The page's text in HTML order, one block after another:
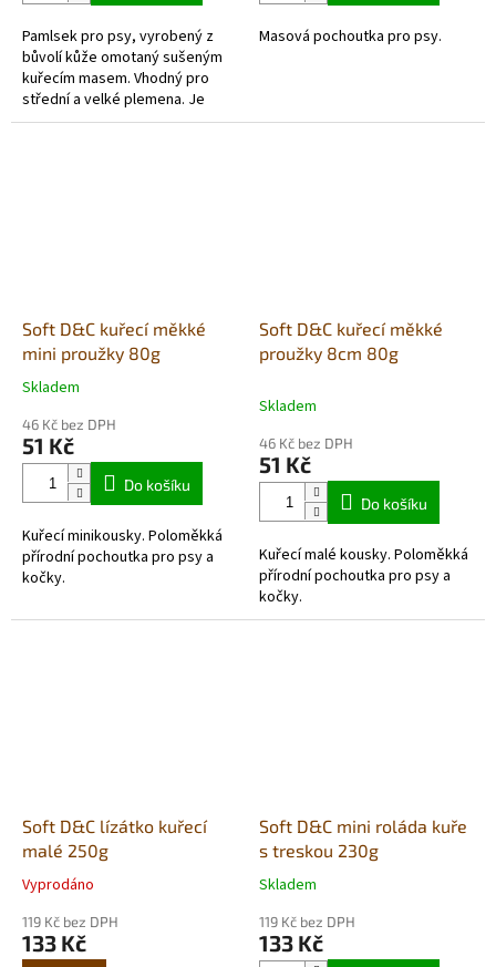
hvězdiček.
Pamlsek pro psy, vyrobený z
bůvolí kůže omotaný sušeným
kuřecím masem. Vhodný pro
střední a velké plemena. Je
tvrdší, nutí pejsky kousat tím
hvězdiček.
Masová pochoutka pro psy.
Soft D&C kuřecí měkké
mini proužky 80g
Průměrné
produktu
je
hvězdiček.
Skladem
46 Kč bez DPH
51 Kč
Do košíku
Kuřecí minikousky. Poloměkká
přírodní pochoutka pro psy a
kočky.
Soft D&C kuřecí měkké
proužky 8cm 80g
Skladem
46 Kč bez DPH
51 Kč
Do košíku
Kuřecí malé kousky. Poloměkká
přírodní pochoutka pro psy a
kočky.
Soft D&C lízátko kuřecí
malé 250g
Průměrné
produktu
je
Vyprodáno
119 Kč bez DPH
133 Kč
Soft D&C mini roláda kuře
s treskou 230g
Průměrné
produktu
je
Skladem
119 Kč bez DPH
133 Kč